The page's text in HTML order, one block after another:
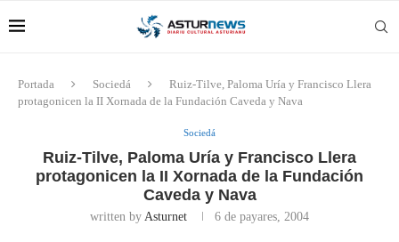
Portada Sociedá
Ruiz-Tilve, Paloma Uría y Francisco Llera
protagonicen la II Xornada de la Fundación Caveda y Nava
Sociedá
Ruiz-Tilve, Paloma Uría y Francisco Llera
protagonicen la II Xornada de la Fundación
Caveda y Nava
written by Asturnet 6 de payares, 2004